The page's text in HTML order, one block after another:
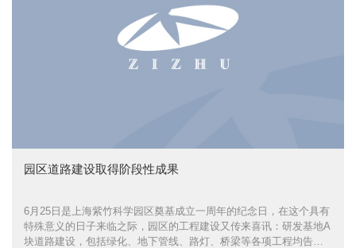
园区道路建设取得阶段性成果
6月25日是上海紫竹科学园区奠基成立一周年的纪念日，在这个具有
特殊意义的日子来临之际，园区的工程建设又传来喜讯：研发基地A
块道路建设，包括绿化、地下管线、路灯、桥梁等各项工程均告完